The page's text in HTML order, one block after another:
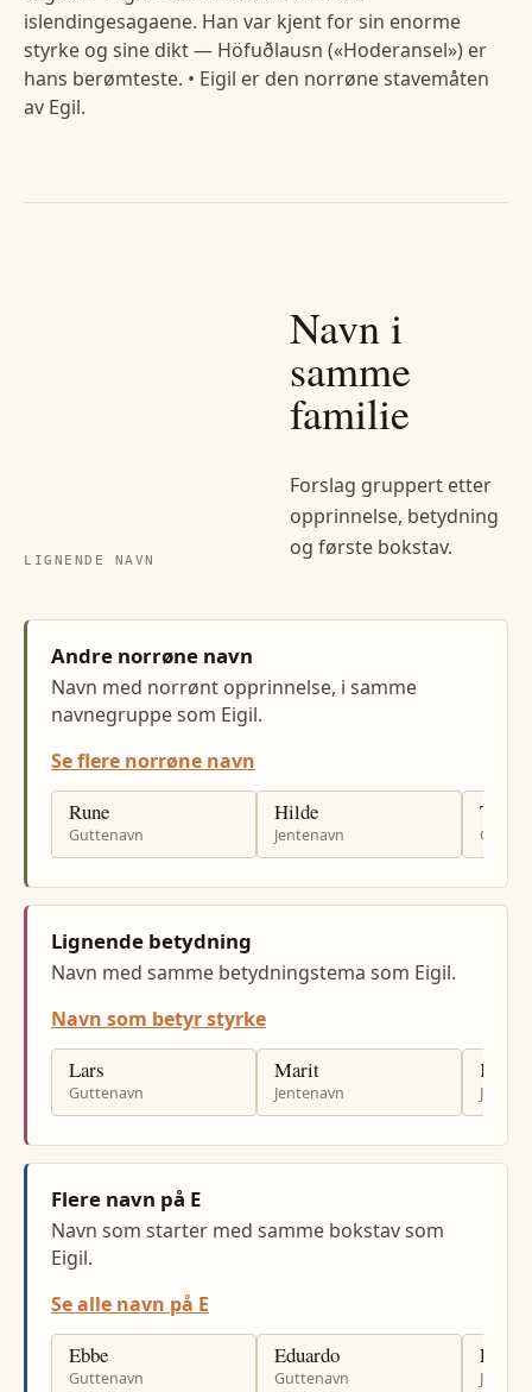
islendingesagaene. Han var kjent for sin enorme
styrke og sine dikt — Höfuðlausn («Hoderansel») er
hans berømteste. • Eigil er den norrøne stavemåten
av Egil.
LIGNENDE NAVN
Navn i
samme
familie
Forslag gruppert etter
opprinnelse, betydning
og første bokstav.
Andre norrøne navn
Navn med norrønt opprinnelse, i samme
navnegruppe som Eigil.
Se flere norrøne navn
Rune
Guttenavn
Hilde
Jentenavn
Trond
Lignende betydning
Navn med samme betydningstema som Eigil.
Navn som betyr styrke
Lars
Guttenavn
Marit
Jentenavn
Kari
Flere navn på E
Navn som starter med samme bokstav som
Eigil.
Se alle navn på E
Ebbe
Guttenavn
Eduardo
Guttenavn
Emilia